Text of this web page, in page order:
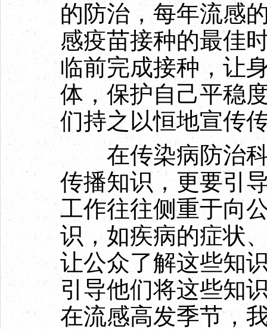
的防治，每年流感
感疫苗接种的最佳
临前完成接种，让
体，保护自己平稳
们持之以恒地宣传
在传染病防治科
传播知识，更要引
工作往往侧重于向
识，如疾病的症状
让公众了解这些知
引导他们将这些知
在流感高发季节，